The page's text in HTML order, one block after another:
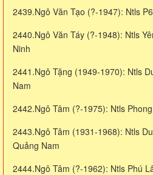
2439.Ngô Văn Tạo (?-1947): Ntls
2440.Ngô Văn Táy (?-1948): Ntls
Ninh
2441.Ngô Tặng (1949-1970): Ntls
Nam
2442.Ngô Tâm (?-1975): Ntls
2443.Ngô Tâm (1931-1968): Ntls
Quảng Nam
2444.Ngô Tâm (?-1962): Ntls Phú